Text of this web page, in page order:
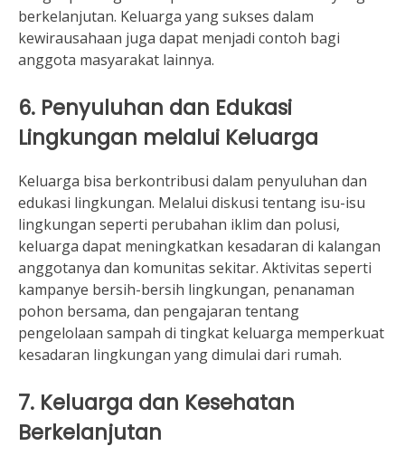
berkelanjutan. Keluarga yang sukses dalam
kewirausahaan juga dapat menjadi contoh bagi
anggota masyarakat lainnya.
6. Penyuluhan dan Edukasi
Lingkungan melalui Keluarga
Keluarga bisa berkontribusi dalam penyuluhan dan
edukasi lingkungan. Melalui diskusi tentang isu-isu
lingkungan seperti perubahan iklim dan polusi,
keluarga dapat meningkatkan kesadaran di kalangan
anggotanya dan komunitas sekitar. Aktivitas seperti
kampanye bersih-bersih lingkungan, penanaman
pohon bersama, dan pengajaran tentang
pengelolaan sampah di tingkat keluarga memperkuat
kesadaran lingkungan yang dimulai dari rumah.
7. Keluarga dan Kesehatan
Berkelanjutan